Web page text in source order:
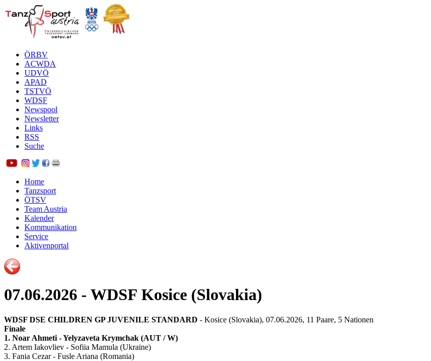
ÖRBV
ACWDA
UDVÖ
APAD
TSTVÖ
WDSF
Newspool
Newsletter
Links
RSS
Suche
Home
Tanzsport
ÖTSV
Team Austria
Kalender
Kommunikation
Service
Aktivenportal
07.06.2026 - WDSF Kosice (Slovakia)
WDSF DSE CHILDREN GP JUVENILE STANDARD - Kosice (Slovakia), 07.06.2026, 11 Paare, 5 Nationen
Finale
1. Noar Ahmeti - Yelyzaveta Krymchak (AUT / W)
2. Artem Iakovliev - Sofiia Mamula (Ukraine)
3. Fania Cezar - Fusle Ariana (Romania)